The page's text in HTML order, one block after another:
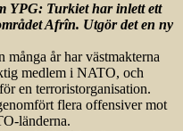
YPG: Turkiet har inlett ett
Afrîn. Utgör det en ny
många år har västmakterna
medlem i NATO, och
en terroristorganisation.
flera offensiver mot
länderna.